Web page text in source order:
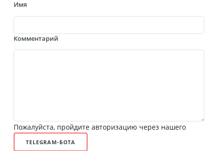
Имя
Комментарий
Пожалуйста, пройдите авторизацию через нашего
TELEGRAM-БОТА